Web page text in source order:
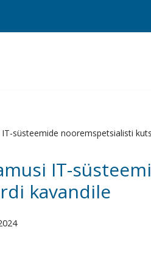
süsteemide nooremspetsialisti
IT-
kavandile